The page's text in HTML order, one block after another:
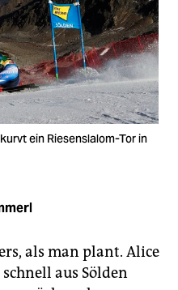
ein Riesenslalom-Tor in
als man plant. Alice
aus Sölden